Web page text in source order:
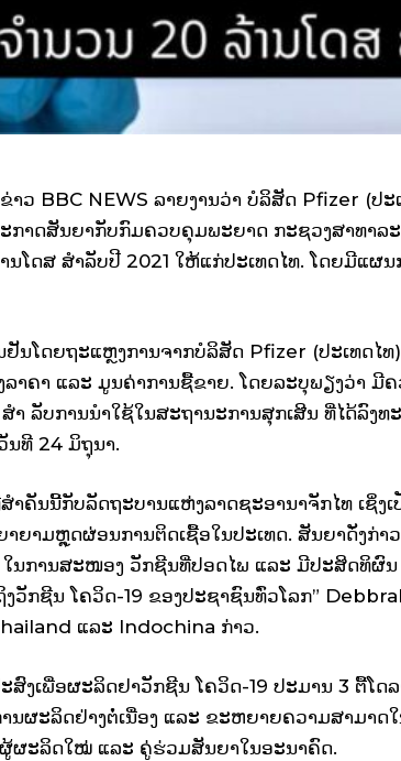
ວ BBC NEWS ລາຍງານວ່າ ບໍລິສັດ Pfizer (ປະ
ກາດສັນຍາກັບກົມຄວບຄຸມພະຍາດ ກະຊວງສາທາລ
ນໂດສ ສໍາລັບປີ 2021 ໃຫ້ແກ່ປະເທດໄທ. ໂດຍມີແຜ
ຢັນໂດຍຖະແຫຼງການຈາກບໍລິສັດ Pfizer (ປະເທດໄທ
າຄາ ແລະ ມູນຄ່າການຊື້ຂາຍ. ໂດຍລະບຸພຽງວ່າ ມີ
ຳ ລັບການນຳໃຊ້ໃນສະຖານະການສຸກເສີນ ທີ່ໄດ້ລົງທ
ນທີ 24 ມິຖຸນາ.
ຳຄັນນີ້ກັບລັດຖະບານແຫ່ງລາດຊະອານາຈັກໄທ ເຊິ່ງ
ຍາມຫຼຸດຜ່ອນການຕິດເຊື້ອໃນປະເທດ. ສັນຍາດັ່ງກ່າ
ນການສະໜອງ ວັກຊີນທີ່ປອດໄພ ແລະ ມີປະສິດທິຜົນ
ງວັກຊີນ ໂຄວິດ-19 ຂອງປະຊາຊົນທົ່ວໂລກ”
ແລະ Indochina ກ່າວ.
ງເພື່ອຜະລິດຢາວັກຊີນ ໂຄວິດ-19 ປະມານ 3 ຕື້ໂດ
ນຜະລິດຢ່າງຕໍ່ເນື່ອງ ແລະ ຂະຫຍາຍຄວາມສາມາດ
ຜູ້ຜະລິດໃໝ່ ແລະ ຄູ່ຮ່ວມສັນຍາໃນອະນາຄົດ.